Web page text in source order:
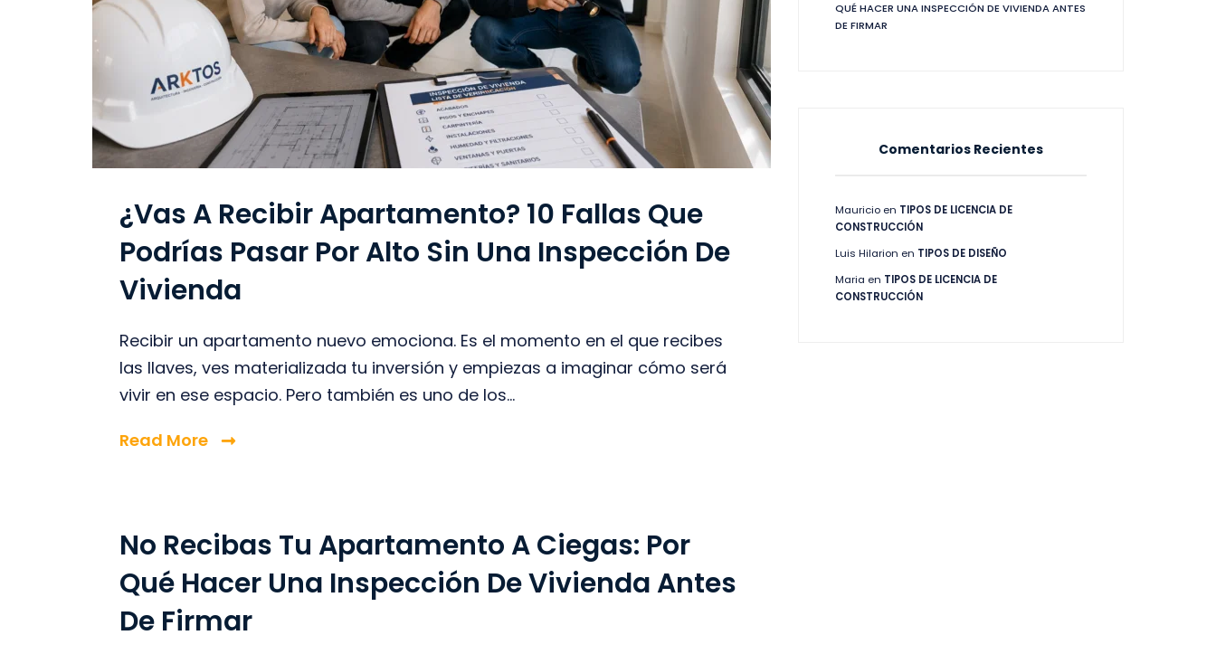
¿Vas A Recibir Apartamento? 10 Fallas Que
Podrías Pasar Por Alto Sin Una Inspección De
Vivienda
Recibir un apartamento nuevo emociona. Es el momento en el que recibes
las llaves, ves materializada tu inversión y empiezas a imaginar cómo será
vivir en ese espacio. Pero también es uno de los...
Read More
No Recibas Tu Apartamento A Ciegas: Por
Qué Hacer Una Inspección De Vivienda Antes
De Firmar
QUÉ HACER UNA INSPECCIÓN DE VIVIENDA ANTES
DE FIRMAR
Comentarios Recientes
Mauricio en TIPOS DE LICENCIA DE
CONSTRUCCIÓN
Luis Hilarion en TIPOS DE DISEÑO
Maria en TIPOS DE LICENCIA DE
CONSTRUCCIÓN